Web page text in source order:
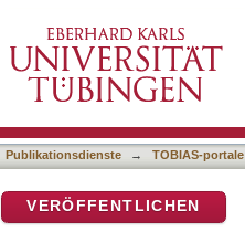
Publikationsdienste → TOBIAS-portale
VERÖFFENTLICHEN